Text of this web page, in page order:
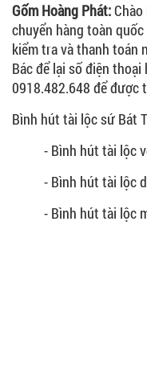
Gốm Hoàng Phát:
chuyển hàng toàn
kiểm tra và thanh toán
Bác để lại số điện
0918.482.648 để được
Bình hút tài lộc sứ Bát
- Bình hút tài lộc
- Bình hút tài lộc
- Bình hút tài lộc